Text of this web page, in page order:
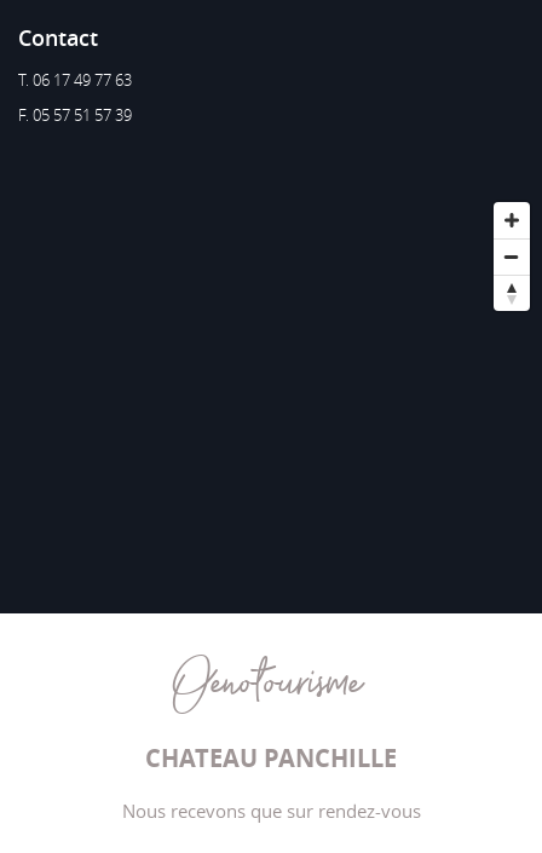
Contact
T. 06 17 49 77 63
F. 05 57 51 57 39
Oenotourisme
CHATEAU PANCHILLE
Nous recevons que sur rendez-vous